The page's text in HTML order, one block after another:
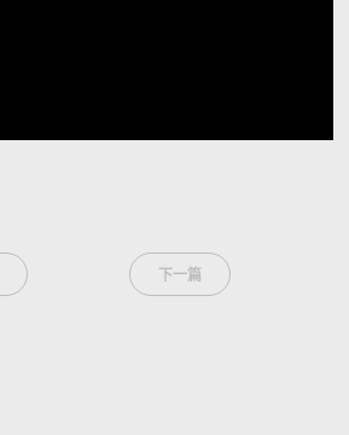
下一篇